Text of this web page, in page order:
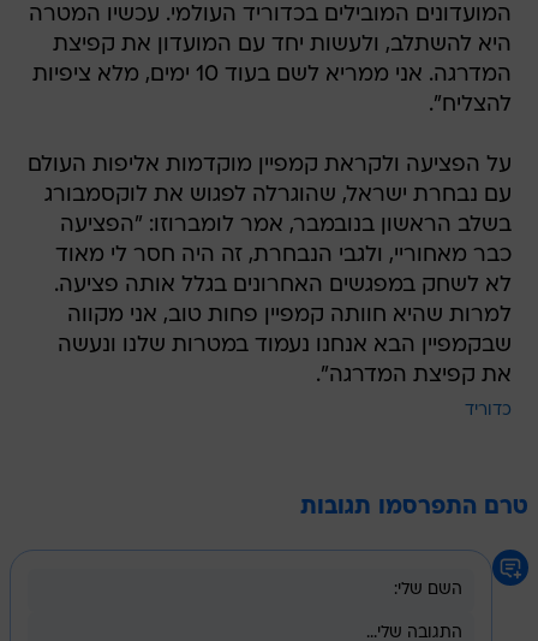
המועדונים המובילים בכדוריד העולמי. עכשיו המטרה
היא להשתלב, ולעשות יחד עם המועדון את קפיצת
המדרגה. אני ממריא לשם בעוד 10 ימים, מלא ציפיות
להצליח".
על הפציעה ולקראת קמפיין מוקדמות אליפות העולם
עם נבחרת ישראל, שהוגרלה לפגוש את לוקסמבורג
בשלב הראשון בנובמבר, אמר לומברוזו: "הפציעה
כבר מאחוריי, ולגבי הנבחרת, זה היה חסר לי מאוד
לא לשחק במפגשים האחרונים בגלל אותה פציעה.
למרות שהיא חוותה קמפיין פחות טוב, אני מקווה
שבקמפיין הבא אנחנו נעמוד במטרות שלנו ונעשה
את קפיצת המדרגה".
כדוריד
טרם התפרסמו תגובות